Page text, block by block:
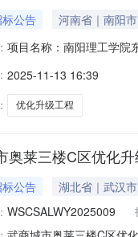
公告 河南省｜南阳市
项目名称：南阳理工学院
2025-11-13 16:39
优化升级工程
奥莱三楼C区优化
公告 湖北省｜武汉
WSCSALWY2025009